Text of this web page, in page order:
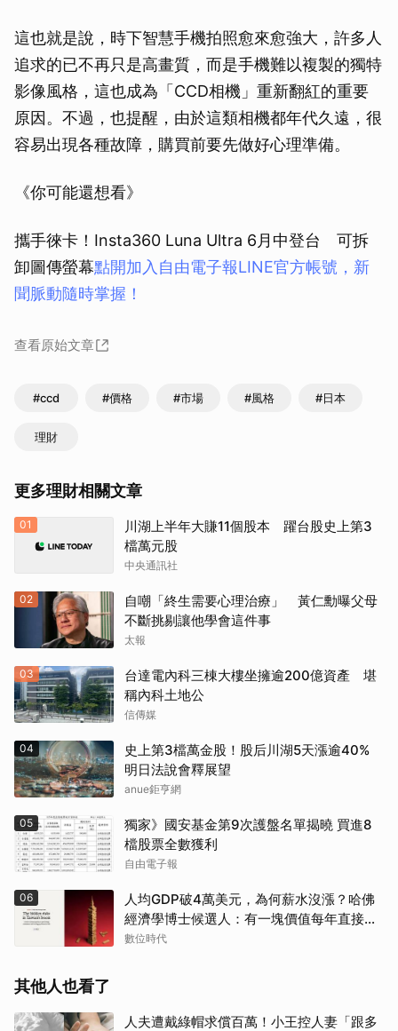
這也就是說，時下智慧手機拍照愈來愈強大，許多人
追求的已不再只是高畫質，而是手機難以複製的獨特
影像風格，這也成為「CCD相機」重新翻紅的重要
原因。不過，也提醒，由於這類相機都年代久遠，很
容易出現各種故障，購買前要先做好心理準備。
《你可能還想看》
攜手徠卡！Insta360 Luna Ultra 6月中登台 可拆
卸圖傳螢幕點開加入自由電子報LINE官方帳號，新
聞脈動隨時掌握！
查看原始文章
#ccd #價格 #市場 #風格 #日本
理財
更多理財相關文章
01
川湖上半年大賺11個股本 躍台股史上第3
檔萬元股
中央通訊社
02
自嘲「終生需要心理治療」 黃仁勳曝父母
不斷挑剔讓他學會這件事
太報
03
台達電內科三棟大樓坐擁逾200億資產 堪
稱內科土地公
信傳媒
04
史上第3檔萬金股！股后川湖5天漲逾40%
明日法說會釋展望
anue鉅亨網
05
獨家》國安基金第9次護盤名單揭曉 買進8
檔股票全數獲利
自由電子報
06
人均GDP破4萬美元，為何薪水沒漲？哈佛
經濟學博士候選人：有一塊價值每年直接蒸
發，誰都拿不到
數位時代
其他人也看了
人夫遭戴綠帽求償百萬！小王控人妻「跟多